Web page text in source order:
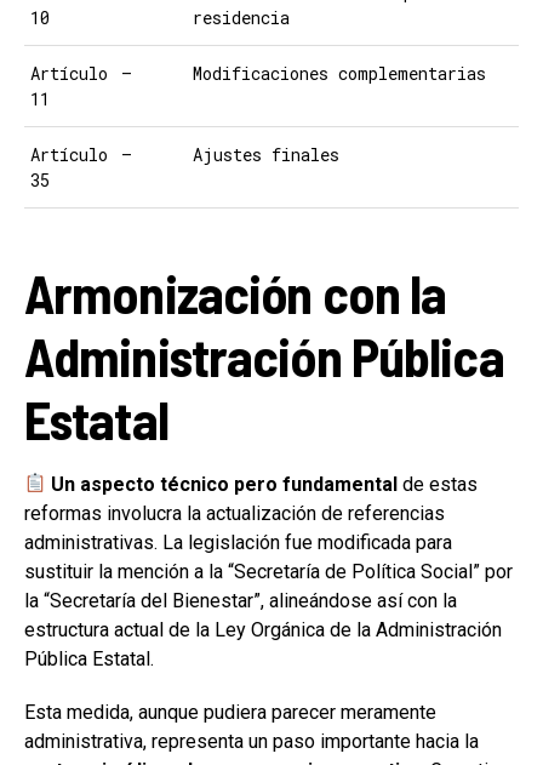
10
residencia
Artículo
11
— Modificaciones complementarias
Artículo
35
— Ajustes finales
Armonización con la
Administración Pública
Estatal
Un aspecto técnico pero fundamental de estas
reformas involucra la actualización de referencias
administrativas. La legislación fue modificada para
sustituir la mención a la “Secretaría de Política Social” por
la “Secretaría del Bienestar”, alineándose así con la
estructura actual de la Ley Orgánica de la Administración
Pública Estatal.
Esta medida, aunque pudiera parecer meramente
administrativa, representa un paso importante hacia la